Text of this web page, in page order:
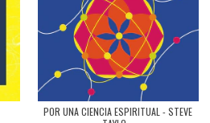
POR UNA CIENCIA ESPIRITUAL - STEVE